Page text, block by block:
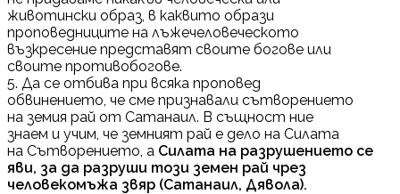
животински образ, в каквито образи
проповедниците на лъжечеловеческото
възкресение представят своите богове или
своите противобогове.
5. Да се отбива при всяка проповед
обвинението, че сме признавали сътворението
на земия рай от Сатанаил. В същност ние
знаем и учим, че земният рай е дело на Силата
на Сътворението, а Силата на разрушението се
яви, за да разруши този земен рай чрез
человекомъжа звяр (Сатанаил, Дявола).